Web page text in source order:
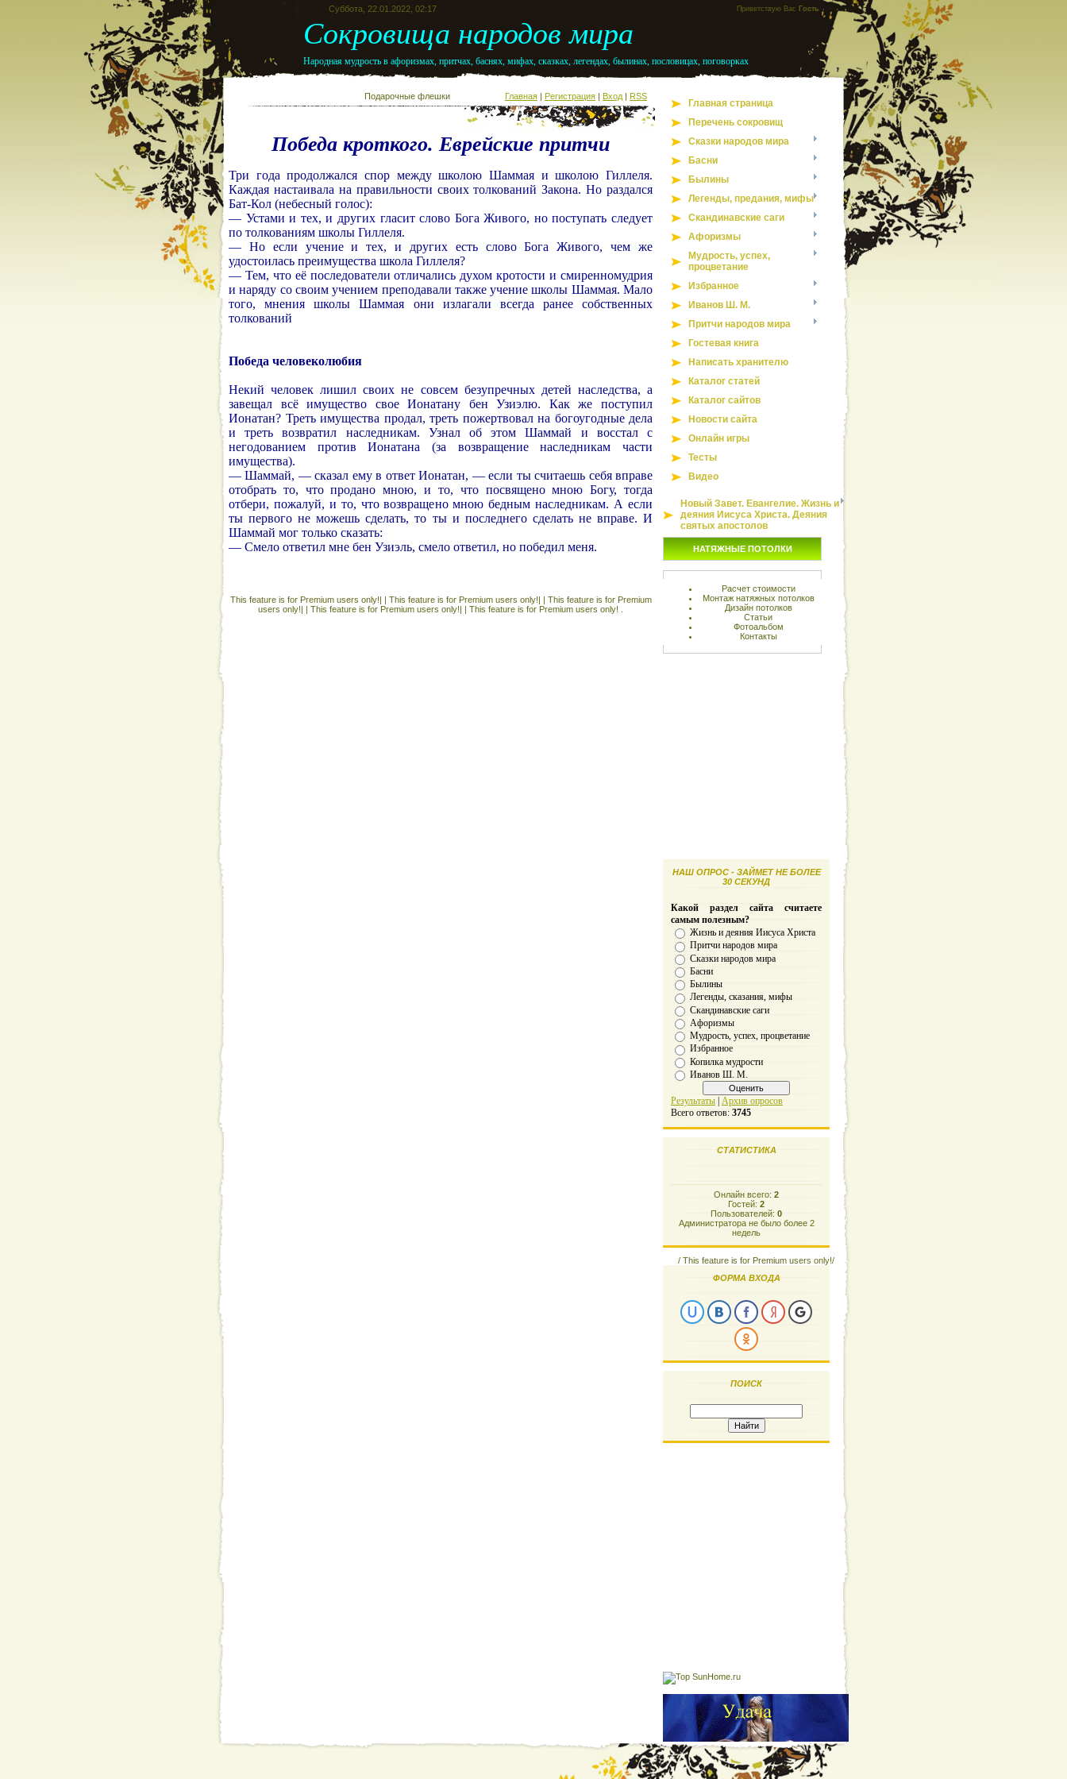
Суббота, 22.01.2022, 02:17 Приветствую Вас Гость
Сокровища народов мира
Народная мудрость в афоризмах, притчах, баснях, мифах, сказках, легендах, былинах, пословицах, поговорках
Подарочные флешки Главная | Регистрация | Вход | RSS
Победа кроткого. Еврейские притчи
Три года продолжался спор между школою Шаммая и школою Гиллеля.
Каждая настаивала на правильности своих толкований Закона. Но раздался
Бат-Кол (небесный голос):
— Устами и тех, и других гласит слово Бога Живого, но поступать следует
по толкованиям школы Гиллеля.
— Но если учение и тех, и других есть слово Бога Живого, чем же
удостоилась преимущества школа Гиллеля?
— Тем, что её последователи отличались духом кротости и смиренномудрия
и наряду со своим учением преподавали также учение школы Шаммая. Мало
того, мнения школы Шаммая они излагали всегда ранее собственных
толкований
Победа человеколюбия
Некий человек лишил своих не совсем безупречных детей наследства, а
завещал всё имущество свое Ионатану бен Узиэлю. Как же поступил
Ионатан? Треть имущества продал, треть пожертвовал на богоугодные дела
и треть возвратил наследникам. Узнал об этом Шаммай и восстал с
негодованием против Ионатана (за возвращение наследникам части
имущества).
— Шаммай, — сказал ему в ответ Ионатан, — если ты считаешь себя вправе
отобрать то, что продано мною, и то, что посвящено мною Богу, тогда
отбери, пожалуй, и то, что возвращено мною бедным наследникам. А если
ты первого не можешь сделать, то ты и последнего сделать не вправе. И
Шаммай мог только сказать:
— Смело ответил мне бен Узиэль, смело ответил, но победил меня.
This feature is for Premium users only!| | This feature is for Premium users only!| | This feature is for Premium
users only!| | This feature is for Premium users only!| | This feature is for Premium users only! .
Главная страница
Перечень сокровищ
Сказки народов мира
Басни
Былины
Легенды, предания, мифы
Скандинавские саги
Афоризмы
Мудрость, успех,
процветание
Избранное
Иванов Ш. М.
Притчи народов мира
Гостевая книга
Написать хранителю
Каталог статей
Каталог сайтов
Новости сайта
Онлайн игры
Тесты
Видео
Новый Завет. Евангелие. Жизнь и
деяния Иисуса Христа. Деяния
святых апостолов
НАТЯЖНЫЕ ПОТОЛКИ
Расчет стоимости
Монтаж натяжных потолков
Дизайн потолков
Статьи
Фотоальбом
Контакты
НАШ ОПРОС - ЗАЙМЕТ НЕ БОЛЕЕ
30 СЕКУНД
Какой раздел сайта считаете
самым полезным?
Жизнь и деяния Иисуса Христа
Притчи народов мира
Сказки народов мира
Басни
Былины
Легенды, сказания, мифы
Скандинавские саги
Афоризмы
Мудрость, успех, процветание
Избранное
Копилка мудрости
Иванов Ш. М.
Результаты Архив опросов
Всего ответов: 3745
СТАТИСТИКА
Онлайн всего: 2
Гостей: 2
Пользователей: 0
Администратора не было более 2
недель
/ This feature is for Premium users only!/
ФОРМА ВХОДА
ПОИСК